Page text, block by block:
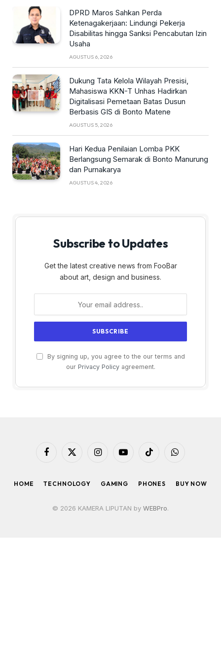
DPRD Maros Sahkan Perda
Ketenagakerjaan: Lindungi Pekerja
Disabilitas hingga Sanksi Pencabutan Izin
Usaha
AGUSTUS 6, 2026
Dukung Tata Kelola Wilayah Presisi,
Mahasiswa KKN-T Unhas Hadirkan
Digitalisasi Pemetaan Batas Dusun
Berbasis GIS di Bonto Matene
AGUSTUS 5, 2026
Hari Kedua Penilaian Lomba PKK
Berlangsung Semarak di Bonto Manurung
dan Purnakarya
AGUSTUS 4, 2026
Subscribe to Updates
Get the latest creative news from FooBar
about art, design and business.
By signing up, you agree to the our terms and
our Privacy Policyagreement.
Facebook
X
InstagramYouTubeTikTok WhatsApp
HOME TECHNOLOGY GAMING PHONES BUY NOW
© 2026 KAMERA LIPUTAN by WEBPro.